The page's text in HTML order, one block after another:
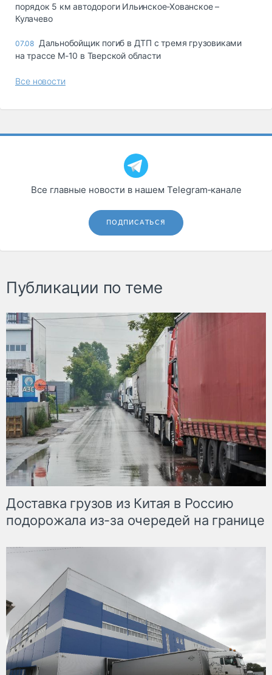
порядок 5 км автодороги Ильинское-Хованское –
Кулачево
07.08 Дальнобойщик погиб в ДТП с тремя грузовиками
на трассе М-10 в Тверской области
Все новости
Все главные новости в нашем Telegram‑канале
ПОДПИСАТЬСЯ
Публикации по теме
Доставка грузов из Китая в Россию
подорожала из-за очередей на границе